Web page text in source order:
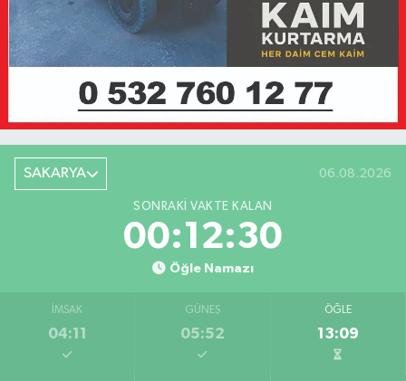
SAKARYA 06.08.2026
SONRAKI VAKTE KALAN
00:12:30
Öğle Namazı
İMSAK
04:11
GÜNEŞ
05:52
ÖĞLE
13:09